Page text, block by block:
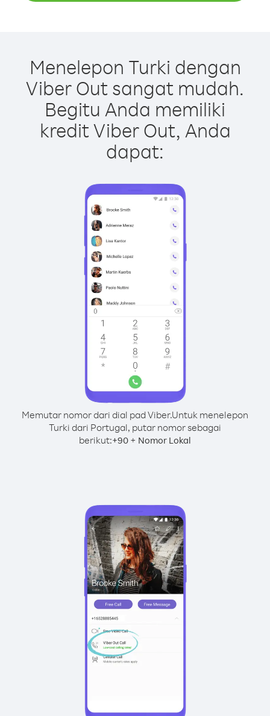
Menelepon Turki dengan
Viber Out sangat mudah.
Begitu Anda memiliki
kredit Viber Out, Anda
dapat:
Memutar nomor dari dial pad Viber.Untuk menelepon
Turki dari Portugal, putar nomor sebagai
berikut:+90 + Nomor Lokal